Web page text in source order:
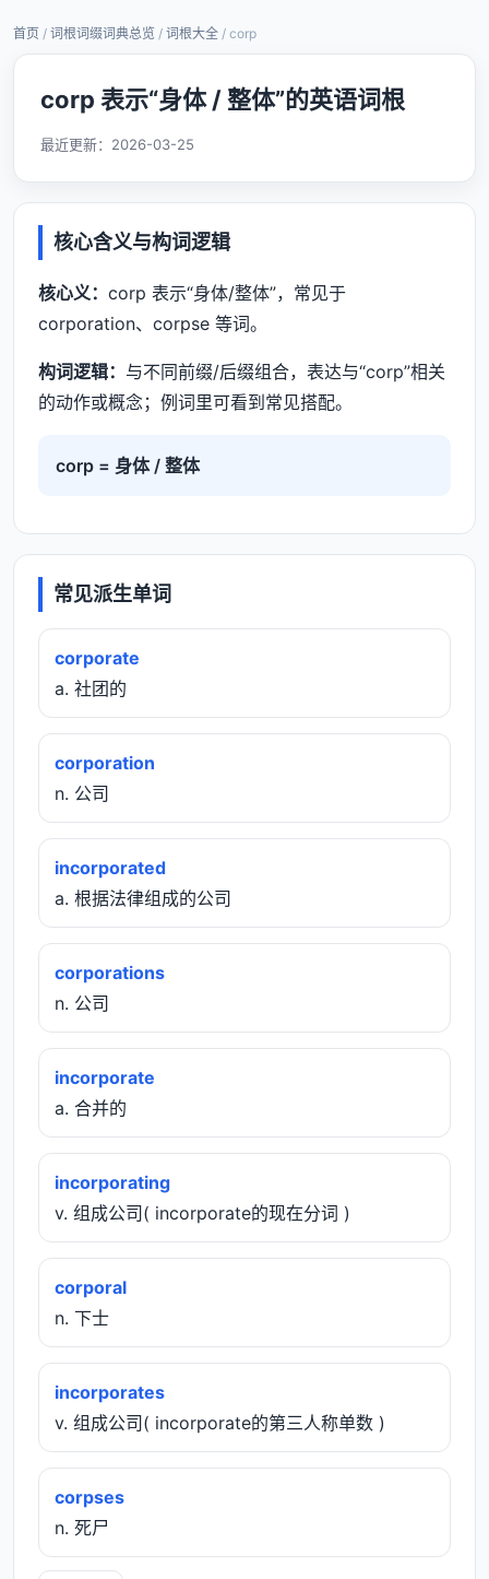
首页 / 词根词缀词典总览 / 词根大全 / corp
corp 表示“身体 / 整体”的英语词根
最近更新： 2026-03-25
核心含义与构词逻辑
核心义： corp 表示“身体/整体”，常见于
corporation、corpse 等词。
构词逻辑： 与不同前缀/后缀组合，表达与“corp”相关
的动作或概念；例词里可看到常见搭配。
corp = 身体 / 整体
常见派生单词
corporate
a. 社团的
corporation
n. 公司
incorporated
a. 根据法律组成的公司
corporations
n. 公司
incorporate
a. 合并的
incorporating
v. 组成公司( incorporate的现在分词 )
corporal
n. 下士
incorporates
v. 组成公司( incorporate的第三人称单数 )
corpses
n. 死尸